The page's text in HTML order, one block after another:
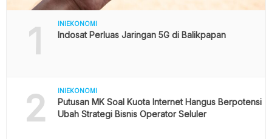
1 INIEKONOMI
Indosat Perluas Jaringan 5G di Balikpapan
2 INIEKONOMI
Putusan MK Soal Kuota Internet Hangus Berpotensi
Ubah Strategi Bisnis Operator Seluler